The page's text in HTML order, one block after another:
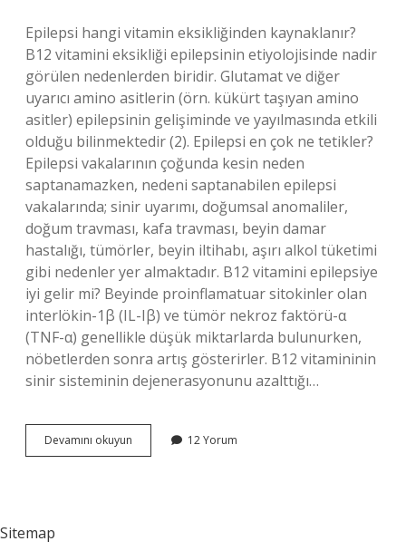
Epilepsi hangi vitamin eksikliğinden kaynaklanır?
B12 vitamini eksikliği epilepsinin etiyolojisinde nadir
görülen nedenlerden biridir. Glutamat ve diğer
uyarıcı amino asitlerin (örn. kükürt taşıyan amino
asitler) epilepsinin gelişiminde ve yayılmasında etkili
olduğu bilinmektedir (2). Epilepsi en çok ne tetikler?
Epilepsi vakalarının çoğunda kesin neden
saptanamazken, nedeni saptanabilen epilepsi
vakalarında; sinir uyarımı, doğumsal anomaliler,
doğum travması, kafa travması, beyin damar
hastalığı, tümörler, beyin iltihabı, aşırı alkol tüketimi
gibi nedenler yer almaktadır. B12 vitamini epilepsiye
iyi gelir mi? Beyinde proinflamatuar sitokinler olan
interlökin-1β (IL-Iβ) ve tümör nekroz faktörü-α
(TNF-α) genellikle düşük miktarlarda bulunurken,
nöbetlerden sonra artış gösterirler. B12 vitamininin
sinir sisteminin dejenerasyonunu azalttığı…
Devamını okuyun
Ne
12 Yorum
Sitemap